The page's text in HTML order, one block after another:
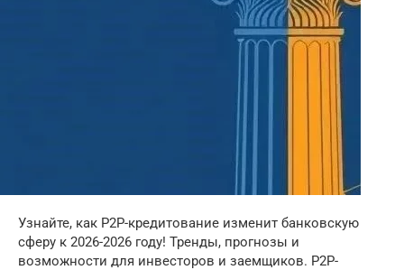
Узнайте, как P2P-кредитование изменит банковскую
сферу к 2026-2026 году! Тренды, прогнозы и
возможности для инвесторов и заемщиков. P2P-